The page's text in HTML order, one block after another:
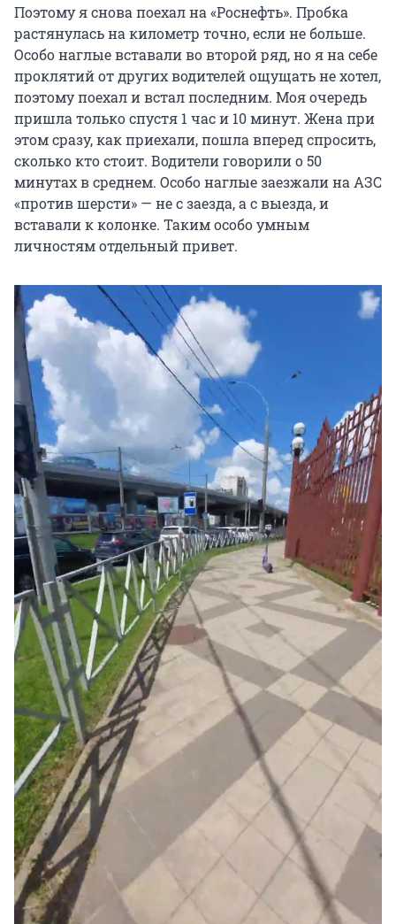
Поэтому я снова поехал на «Роснефть». Пробка
растянулась на километр точно, если не больше.
Особо наглые вставали во второй ряд, но я на себе
проклятий от других водителей ощущать не хотел,
поэтому поехал и встал последним. Моя очередь
пришла только спустя 1 час и 10 минут. Жена при
этом сразу, как приехали, пошла вперед спросить,
сколько кто стоит. Водители говорили о 50
минутах в среднем. Особо наглые заезжали на АЗС
«против шерсти» — не с заезда, а с выезда, и
вставали к колонке. Таким особо умным
личностям отдельный привет.